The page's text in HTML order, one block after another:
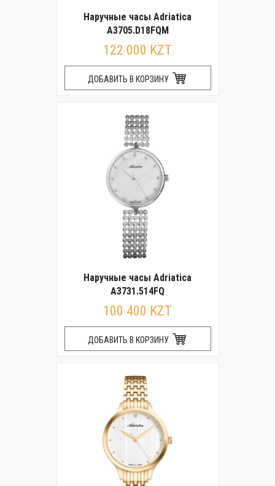
Наручные часы Adriatica
A3705.D18FQM
122 000 KZT
ДОБАВИТЬ В КОРЗИНУ
Наручные часы Adriatica
A3731.514FQ
100 400 KZT
ДОБАВИТЬ В КОРЗИНУ